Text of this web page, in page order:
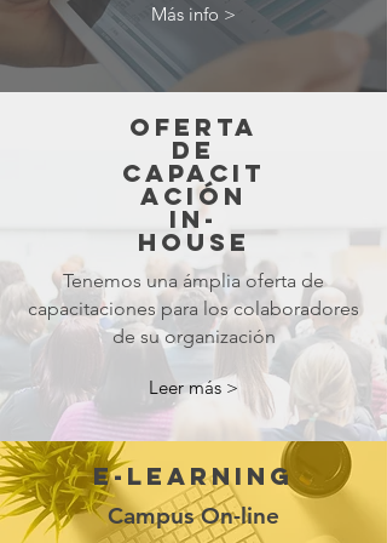
Más info >
Oferta
de
capacit
ación
in-
house
Tenemos una ámplia oferta de
capacitaciones para los colaboradores
de su organización
Leer más >
e-learning
Campus On-line